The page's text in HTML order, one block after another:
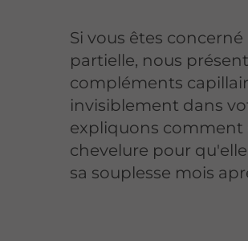
Si vous êtes
partielle, nous
compléments
invisiblement dans
expliquons
chevelure pour
sa souplesse mois